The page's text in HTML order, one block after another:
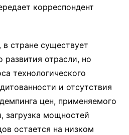
корреспондент
стране существует
развития отрасли, но
технологического
и отсутствия
цен, применяемого
загрузка мощностей
остается на низком